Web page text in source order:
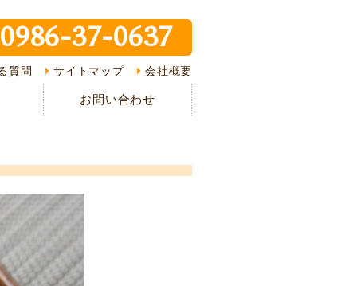
0986-37-0637
質問 サイトマップ 会社概要
お問い合わせ
紹介
声
流れ
バシーポリシー